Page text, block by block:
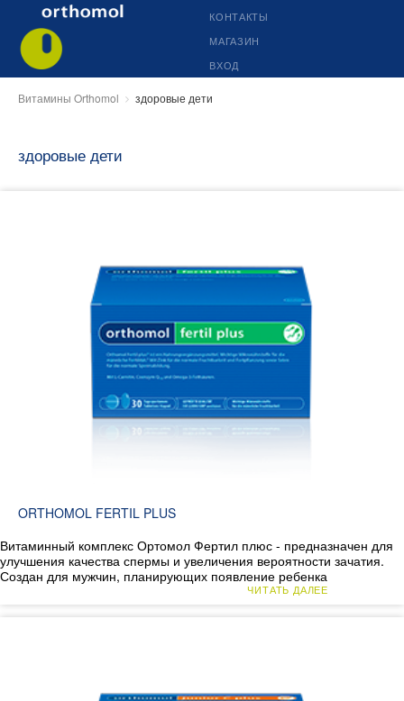
КОНТАКТЫ
МАГАЗИН
ВХОД
Витамины Orthomol здоровые дети
здоровые дети
ORTHOMOL FERTIL PLUS
Витаминный комплекс Ортомол Фертил плюс - предназначен для
улучшения качества спермы и увеличения вероятности зачатия.
Создан для мужчин, планирующих появление ребенка
ЧИТАТЬ ДАЛЕЕ